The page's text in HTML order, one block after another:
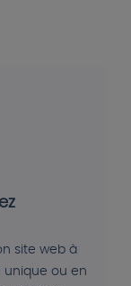
site web à
unique ou en